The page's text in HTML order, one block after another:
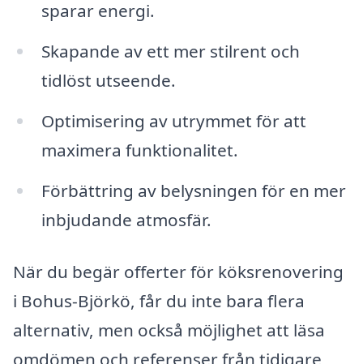
sparar energi.
Skapande av ett mer stilrent och
tidlöst utseende.
Optimisering av utrymmet för att
maximera funktionalitet.
Förbättring av belysningen för en mer
inbjudande atmosfär.
När du begär offerter för köksrenovering
i Bohus-Björkö, får du inte bara flera
alternativ, men också möjlighet att läsa
omdömen och referenser från tidigare